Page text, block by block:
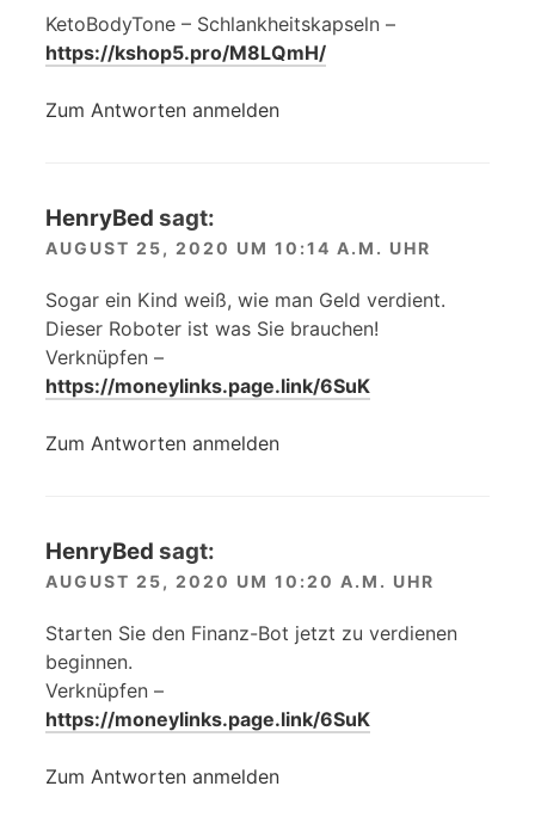
KetoBodyTone – Schlankheitskapseln –
https://kshop5.pro/M8LQmH/
Zum Antworten anmelden
HenryBed sagt:
AUGUST 25, 2020 UM 10:14 A.M. UHR
Sogar ein Kind weiß, wie man Geld verdient.
Dieser Roboter ist was Sie brauchen!
Verknüpfen –
https://moneylinks.page.link/6SuK
Zum Antworten anmelden
HenryBed sagt:
AUGUST 25, 2020 UM 10:20 A.M. UHR
Starten Sie den Finanz-Bot jetzt zu verdienen
beginnen.
Verknüpfen –
https://moneylinks.page.link/6SuK
Zum Antworten anmelden